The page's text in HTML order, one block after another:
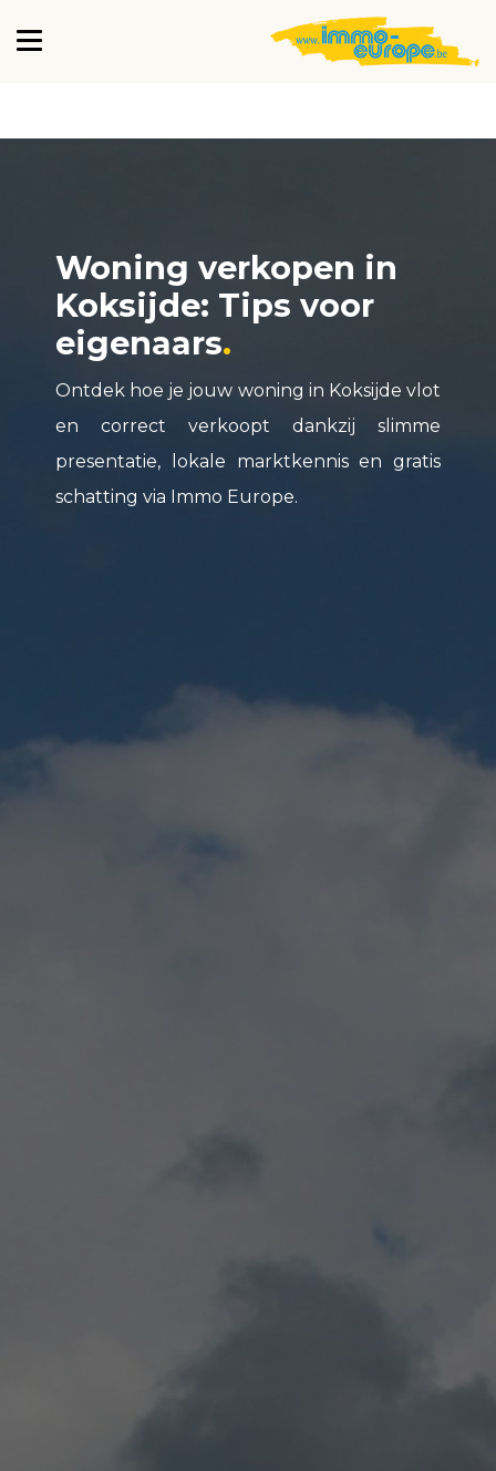
Woning verkopen in
Koksijde: Tips voor
eigenaars
Ontdek hoe je jouw woning in Koksijde vlot
en correct verkoopt dankzij slimme
presentatie, lokale marktkennis en gratis
schatting via Immo Europe.